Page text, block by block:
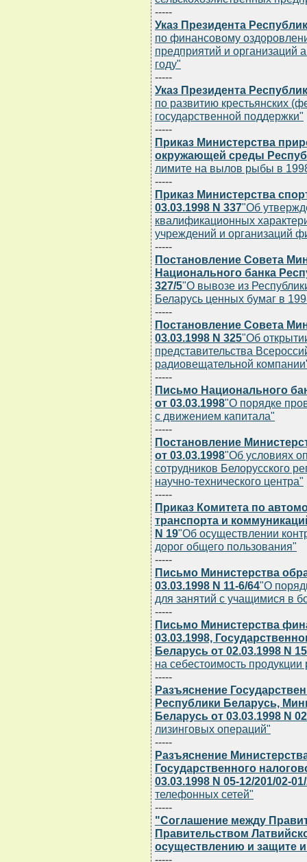
-----
Указ Президента
по финансовому
предприятий и организаций
году"
-----
Указ Президента
по развитию крестьянских
государственной поддержки"
-----
Приказ Министерства
окружающей среды
лимите на вылов рыбы в
-----
Приказ Министерства
03.03.1998 N 337"Об
квалификационных
учреждений и организаций
-----
Постановление Совета
Национального банка
327/5"О вывозе из
Беларусь ценных бумаг в
-----
Постановление Совета
03.03.1998 N 325"Об
представительства
радиовещательной
-----
Письмо Национального
от 03.03.1998"О порядке
с движением капитала"
-----
Постановление
от 03.03.1998"Об условиях
сотрудников Белорусского
научно-технического центра"
-----
Приказ Комитета по
транспорта и
N 19"Об осуществлении
дорог общего пользования"
-----
Письмо Министерства
03.03.1998 N 11-6/64"О
для занятий с учащимися в
-----
Письмо Министерства
03.03.1998,
Беларусь от 02.03.1998 N
на себестоимость
-----
Разъяснение
Республики Беларусь,
Беларусь от 03.03.1998 N
лизинговых операций"
-----
Разъяснение
Государственного
03.03.1998 N 05-12/201/02-
телефонных сетей"
-----
"Соглашение между
Правительством
осуществлению и защите
-----